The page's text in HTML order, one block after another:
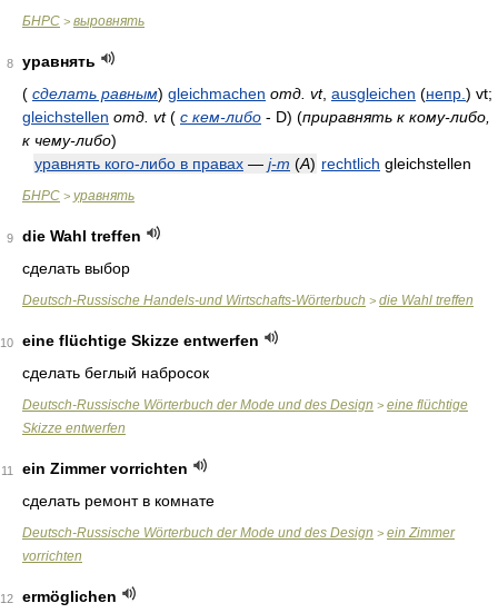
БНРС > выровнять
8
уравнять
( сделать равным) gleichmachen отд. vt, ausgleichen (непр. ) vt;
gleichstellen отд. vt ( с кем-либо - D) (приравнять к кому-либо,
к чему-либо)
уравнять кого-либо в правах — j-m (A) rechtlich gleichstellen
БНРС > уравнять
9
die Wahl treffen
сделать выбор
Deutsch-Russische Handels-und Wirtschafts-Wörterbuch > die Wahl treffen
10
eine flüchtige Skizze entwerfen
сделать беглый набросок
Deutsch-Russische Wörterbuch der Mode und des Design > eine flüchtige
Skizze entwerfen
11
ein Zimmer vorrichten
сделать ремонт в комнате
Deutsch-Russische Wörterbuch der Mode und des Design > ein Zimmer
vorrichten
12
ermöglichen